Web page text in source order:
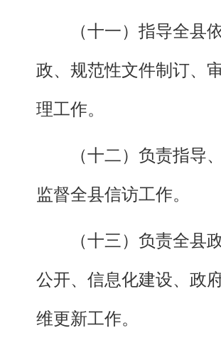
（十一）指导全县
政、规范性文件制订、
理工作。
（十二）负责指导
监督全县信访工作。
（十三）负责全县
公开、信息化建设、政
维更新工作。